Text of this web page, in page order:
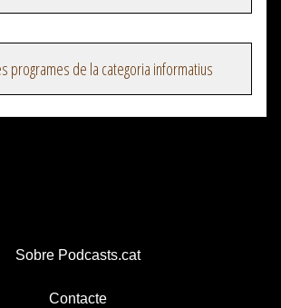
programes de la categoria informatius
Sobre Podcasts.cat
Contacte